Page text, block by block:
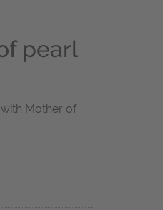
pearl
with Mother of